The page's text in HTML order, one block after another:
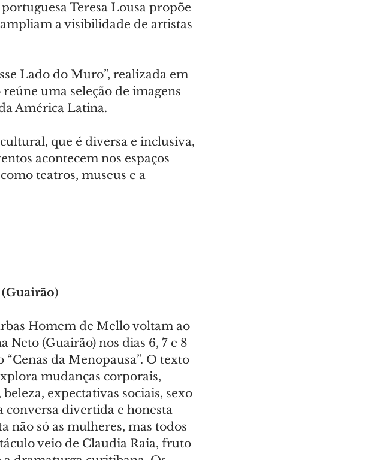
Teresa Lousa propõe
a visibilidade de artistas
Lado do Muro”, realizada em
uma seleção de imagens
América Latina.
que é diversa e inclusiva,
acontecem nos espaços
teatros, museus e a
)
Homem de Mello voltam ao
(Guairão) nos dias 6, 7 e 8
da Menopausa”. O texto
mudanças corporais,
expectativas sociais, sexo
divertida e honesta
não só as mulheres, mas todos
veio de Claudia Raia, fruto